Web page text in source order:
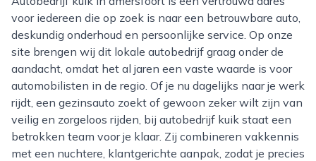
voor iedereen die op zoek is naar een betrouwbare auto,
deskundig onderhoud en persoonlijke service. Op onze
site brengen wij dit lokale autobedrijf graag onder de
aandacht, omdat het al jaren een vaste waarde is voor
automobilisten in de regio. Of je nu dagelijks naar je werk
rijdt, een gezinsauto zoekt of gewoon zeker wilt zijn van
veilig en zorgeloos rijden, bij autobedrijf kuik staat een
betrokken team voor je klaar. Zij combineren vakkennis
met een nuchtere, klantgerichte aanpak, zodat je precies